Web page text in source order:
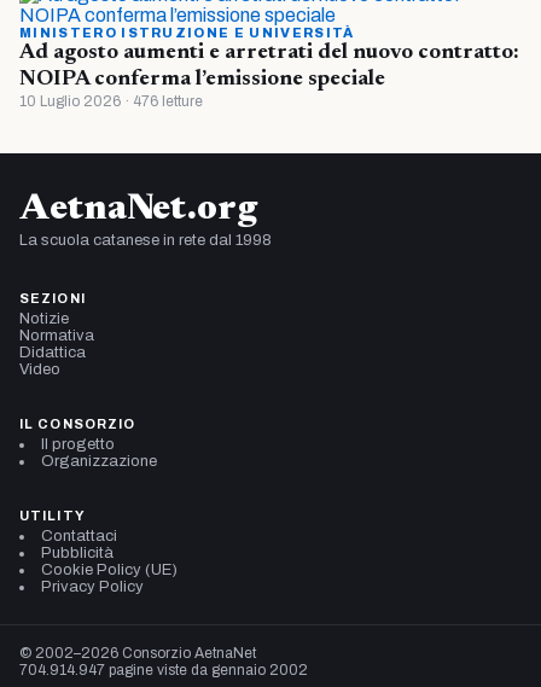
MINISTERO ISTRUZIONE E UNIVERSITÀ
Ad agosto aumenti e arretrati del nuovo contratto:
NOIPA conferma l’emissione speciale
10 Luglio 2026 · 476 letture
AetnaNet.org
La scuola catanese in rete dal 1998
SEZIONI
Notizie
Normativa
Didattica
Video
IL CONSORZIO
Il progetto
Organizzazione
UTILITY
Contattaci
Pubblicità
Cookie Policy (UE)
Privacy Policy
© 2002–2026 Consorzio AetnaNet
704.914.947 pagine viste da gennaio 2002